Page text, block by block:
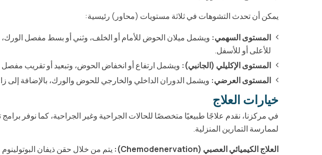
يمكن أن تحدث التشوهات في ثلاثة مستويات (محاور) رئيسية:
المستوى السهمي: ويشمل ميلان الحوض للأمام أو الخلف، وثني أو بسط مفصل الورك،
للأعلى أو للأسفل.
المستوى الإكليلي (الجانبي): ويشمل ارتفاع أو انخفاض الحوض، وتبعيد أو تقريب مفصل
المستوى العرضي: ويشمل الدوران الداخلي والخارجي للحوض والورك، بالإضافة إلى
خيارات العلاج
في مركزنا، نقدم علاجًا طبيعيًا متخصصًا للحالات الجراحية وغير الجراحية، كما نوفر برامج
لممارسة التمارين المنزلية.
العلاج الكيميائي العصبي (Chemodenervation):